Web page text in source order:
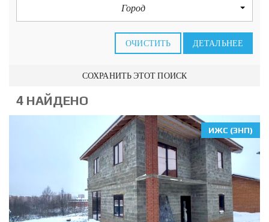
Город
ОЧИСТИТЬ ДЕТАЛЬНЕЕ
СОХРАНИТЬ ЭТОТ ПОИСК
4 НАЙДЕНО
ИЖС (ЗНП)